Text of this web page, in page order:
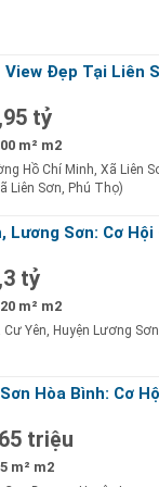
Đẹp Tại Liên
tỷ
m² m2
Hồ Chí Minh, Xã Liên
Liên Sơn, Phú Thọ)
Lương Sơn: Cơ
tỷ
m² m2
Cư Yên, Huyện Lương
Hòa Bình: Cơ
triệu
m² m2